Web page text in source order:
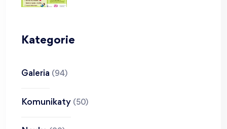
Kategorie
Galeria (94)
Komunikaty (50)